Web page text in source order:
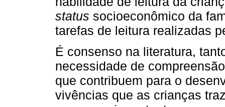
status socioeconômico da
tarefas de leitura realizadas
É consenso na literatura,
necessidade de
que contribuem para o
vivências que as crianças